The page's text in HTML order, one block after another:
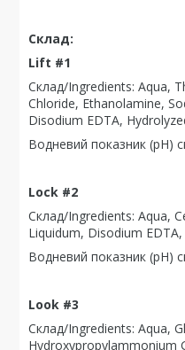
Склад:
Lift #1
Склад/Ingredients: Aqua,
Chloride, Ethanolamine,
Disodium EDTA,
Водневий показник (pH)
Lock #2
Склад/Ingredients: Aqua,
Liquidum, Disodium
Водневий показник (pH)
Look #3
Склад/Ingredients: Aqua,
Hydroxypropylammonium